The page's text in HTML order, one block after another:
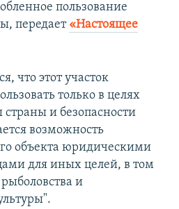
пользование
передает «Настоящее
что этот участок
только в целях
и безопасности
возможность
объекта юридическими
для иных целей, в том
и